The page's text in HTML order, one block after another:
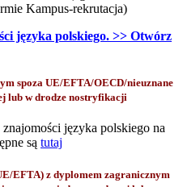
Kampus-rekrutacja)
języka polskiego. >> Otwórz
spoza UE/EFTA/OECD/nieuznane
lub w drodze nostryfikacji
języka polskiego na
są tutaj
EFTA) z dyplomem zagranicznym